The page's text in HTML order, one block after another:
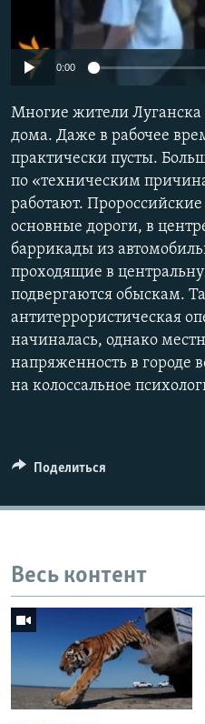
0:00
Многие жители Луганска
дома. Даже в рабочее
практически пусты.
по «техническим
работают.
основные дороги, в
баррикады из
проходящие в
подвергаются обыскам.
антитеррористическая
начиналась, однако
напряженность в городе
на колоссальное
Поделиться
Весь контент